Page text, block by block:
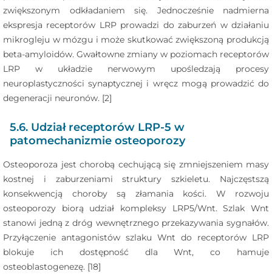
zwiększonym odkładaniem się. Jednocześnie nadmierna
ekspresja receptorów LRP prowadzi do zaburzeń w działaniu
mikrogleju w mózgu i może skutkować zwiększoną produkcją
beta-amyloidów. Gwałtowne zmiany w poziomach receptorów
LRP w układzie nerwowym upośledzają procesy
neuroplastyczności synaptycznej i wręcz mogą prowadzić do
degeneracji neuronów. [2]
5.6. Udział receptorów LRP-5 w
patomechanizmie osteoporozy
Osteoporoza jest chorobą cechującą się zmniejszeniem masy
kostnej i zaburzeniami struktury szkieletu. Najczęstszą
konsekwencją choroby są złamania kości. W rozwoju
osteoporozy biorą udział kompleksy LRP5/Wnt. Szlak Wnt
stanowi jedną z dróg wewnętrznego przekazywania sygnałów.
Przyłączenie antagonistów szlaku Wnt do receptorów LRP
blokuje ich dostępność dla Wnt, co hamuje
osteoblastogenezę. [18]